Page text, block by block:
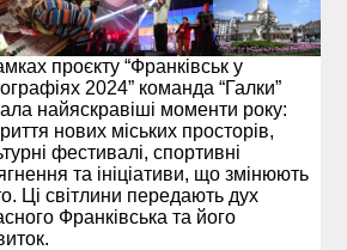
проєкту “Франківськ у
2024” команда “Галки”
найяскравіші моменти року:
нових міських просторів,
фестивалі, спортивні
та ініціативи, що змінюють
Ці світлини передають дух
Франківська та його